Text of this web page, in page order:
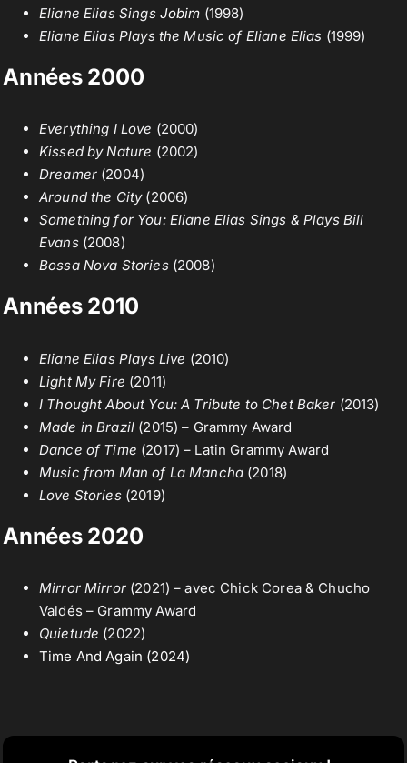
Eliane Elias Sings Jobim (1998)
Eliane Elias Plays the Music of Eliane Elias (1999)
Années 2000
Everything I Love (2000)
Kissed by Nature (2002)
Dreamer (2004)
Around the City(2006)
Something for You: Eliane Elias Sings & Plays Bill
Evans(2008)
Bossa Nova Stories(2008)
Années 2010
Eliane Elias Plays Live (2010)
Light My Fire (2011)
I Thought About You: A Tribute to Chet Baker (2013)
Made in Brazil (2015) – Grammy Award
Dance of Time (2017) – Latin Grammy Award
Music from Man of La Mancha (2018)
Love Stories(2019)
Années 2020
Mirror Mirror(2021) – avec Chick Corea & Chucho
Valdés – Grammy Award
Quietude (2022)
Time And Again (2024)